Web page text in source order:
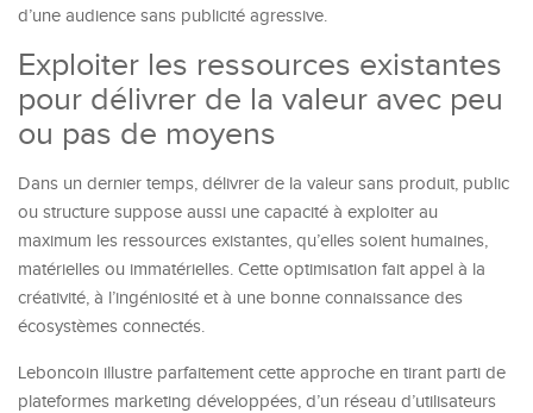
d’une audience sans publicité agressive.
Exploiter les ressources existantes
pour délivrer de la valeur avec peu
ou pas de moyens
Dans un dernier temps, délivrer de la valeur sans produit, public
ou structure suppose aussi une capacité à exploiter au
maximum les ressources existantes, qu’elles soient humaines,
matérielles ou immatérielles. Cette optimisation fait appel à la
créativité, à l’ingéniosité et à une bonne connaissance des
écosystèmes connectés.
Leboncoin illustre parfaitement cette approche en tirant parti de
plateformes marketing développées, d’un réseau d’utilisateurs